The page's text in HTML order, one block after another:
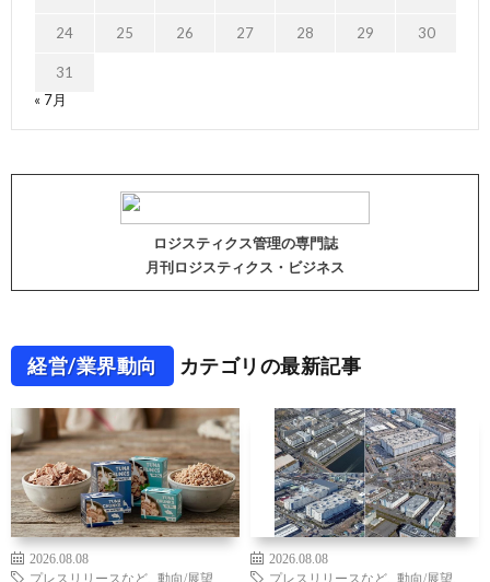
24 25 26 27 28 29 30
31
« 7月
ロジスティクス管理の専門誌
月刊ロジスティクス・ビジネス
経営/業界動向 カテゴリの最新記事
2026.08.08
プレスリリースなど
動向/展望
2026.08.08
プレスリリースなど
動向/展望